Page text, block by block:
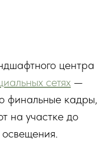
центра
сетях —
финальные кадры,
на участке до